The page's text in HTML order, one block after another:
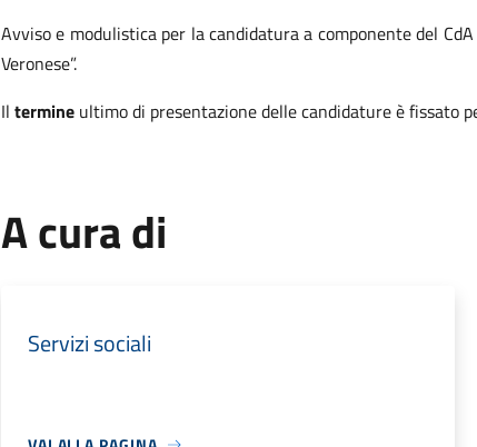
Avviso e modulistica per la candidatura a componente del CdA
Veronese”.
Il termineultimo di presentazione delle candidature è fissato
A cura di
Servizi sociali